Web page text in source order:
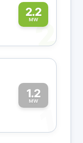
2.2
MW2
1.2
MW
1